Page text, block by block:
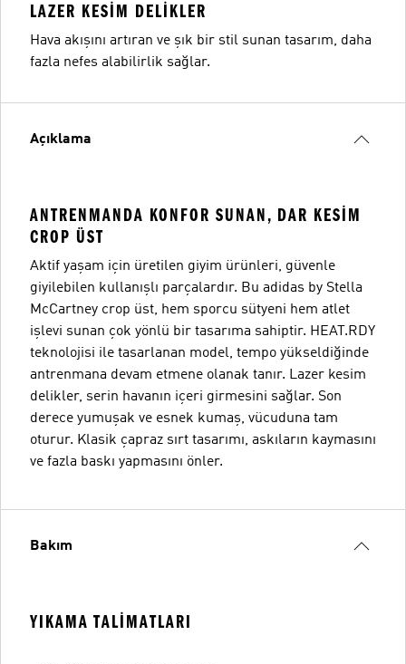
LAZER KESIM DELIKLER
Hava akışını artıran ve şık bir stil sunan tasarım, daha
fazla nefes alabilirlik sağlar.
Açıklama
ANTRENMANDA KONFOR SUNAN, DAR KESIM
CROP ÜST
Aktif yaşam için üretilen giyim ürünleri, güvenle
giyilebilen kullanışlı parçalardır. Bu adidas by Stella
McCartney crop üst, hem sporcu sütyeni hem atlet
işlevi sunan çok yönlü bir tasarıma sahiptir. HEAT.RDY
teknolojisi ile tasarlanan model, tempo yükseldiğinde
antrenmana devam etmene olanak tanır. Lazer kesim
delikler, serin havanın içeri girmesini sağlar. Son
derece yumuşak ve esnek kumaş, vücuduna tam
oturur. Klasik çapraz sırt tasarımı, askıların kaymasını
ve fazla baskı yapmasını önler.
Bakım
YIKAMA TALIMATLARI